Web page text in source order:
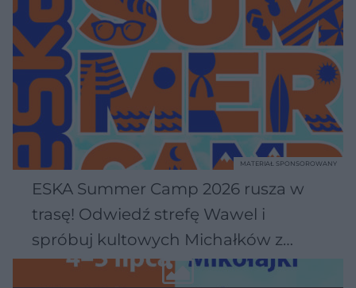
ESKA Summer Camp 2026 rusza w
trasę! Odwiedź strefę Wawel i
spróbuj kultowych Michałków z
Wawelu
MATERIAŁ SPONSOROWANY